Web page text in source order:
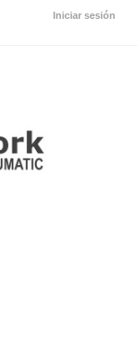
Iniciar sesión